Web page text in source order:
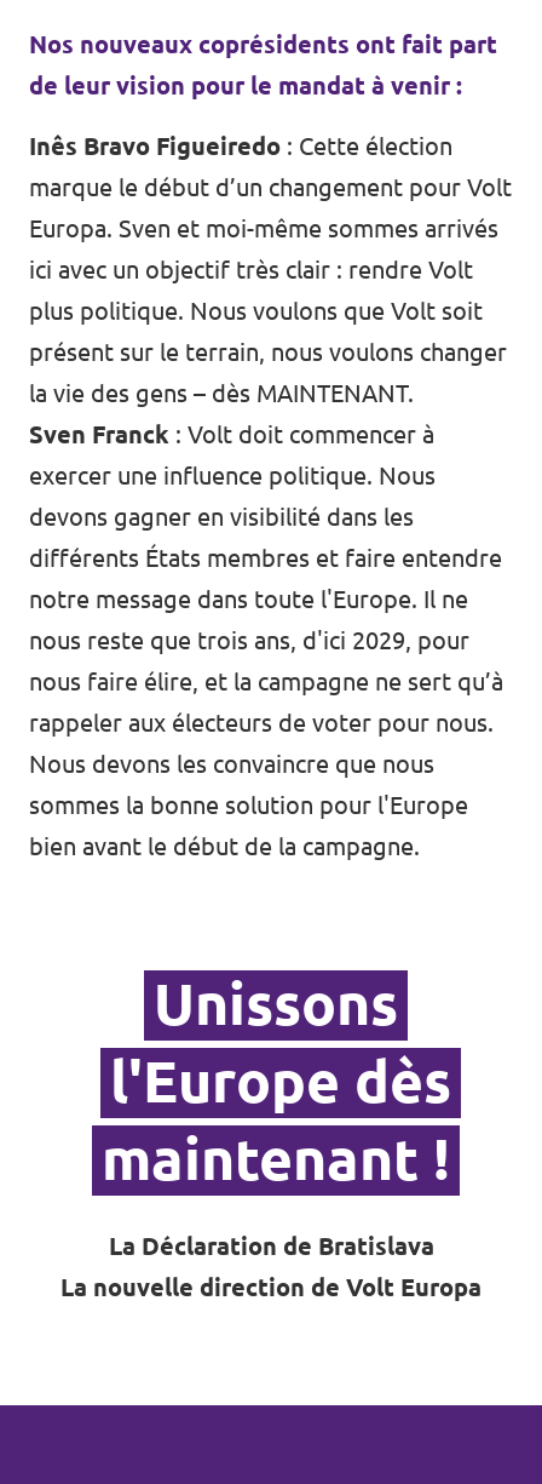
Nos nouveaux coprésidents ont fait part
de leur vision pour le mandat à venir :
Inês Bravo Figueiredo : Cette élection
marque le début d’un changement pour Volt
Europa. Sven et moi-même sommes arrivés
ici avec un objectif très clair : rendre Volt
plus politique. Nous voulons que Volt soit
présent sur le terrain, nous voulons changer
la vie des gens – dès MAINTENANT.
Sven Franck : Volt doit commencer à
exercer une influence politique. Nous
devons gagner en visibilité dans les
différents États membres et faire entendre
notre message dans toute l'Europe. Il ne
nous reste que trois ans, d'ici 2029, pour
nous faire élire, et la campagne ne sert qu’à
rappeler aux électeurs de voter pour nous.
Nous devons les convaincre que nous
sommes la bonne solution pour l'Europe
bien avant le début de la campagne.
Unissons
l'Europe dès
maintenant !
La Déclaration de Bratislava
La nouvelle direction de Volt Europa